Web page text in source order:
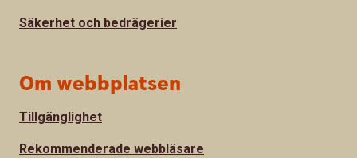
Säkerhet och bedrägerier
Om webbplatsen
Tillgänglighet
Rekommenderade webbläsare